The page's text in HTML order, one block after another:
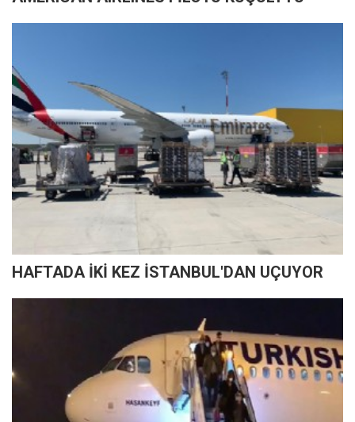
HAFTADA İKİ KEZ İSTANBUL'DAN UÇUYOR